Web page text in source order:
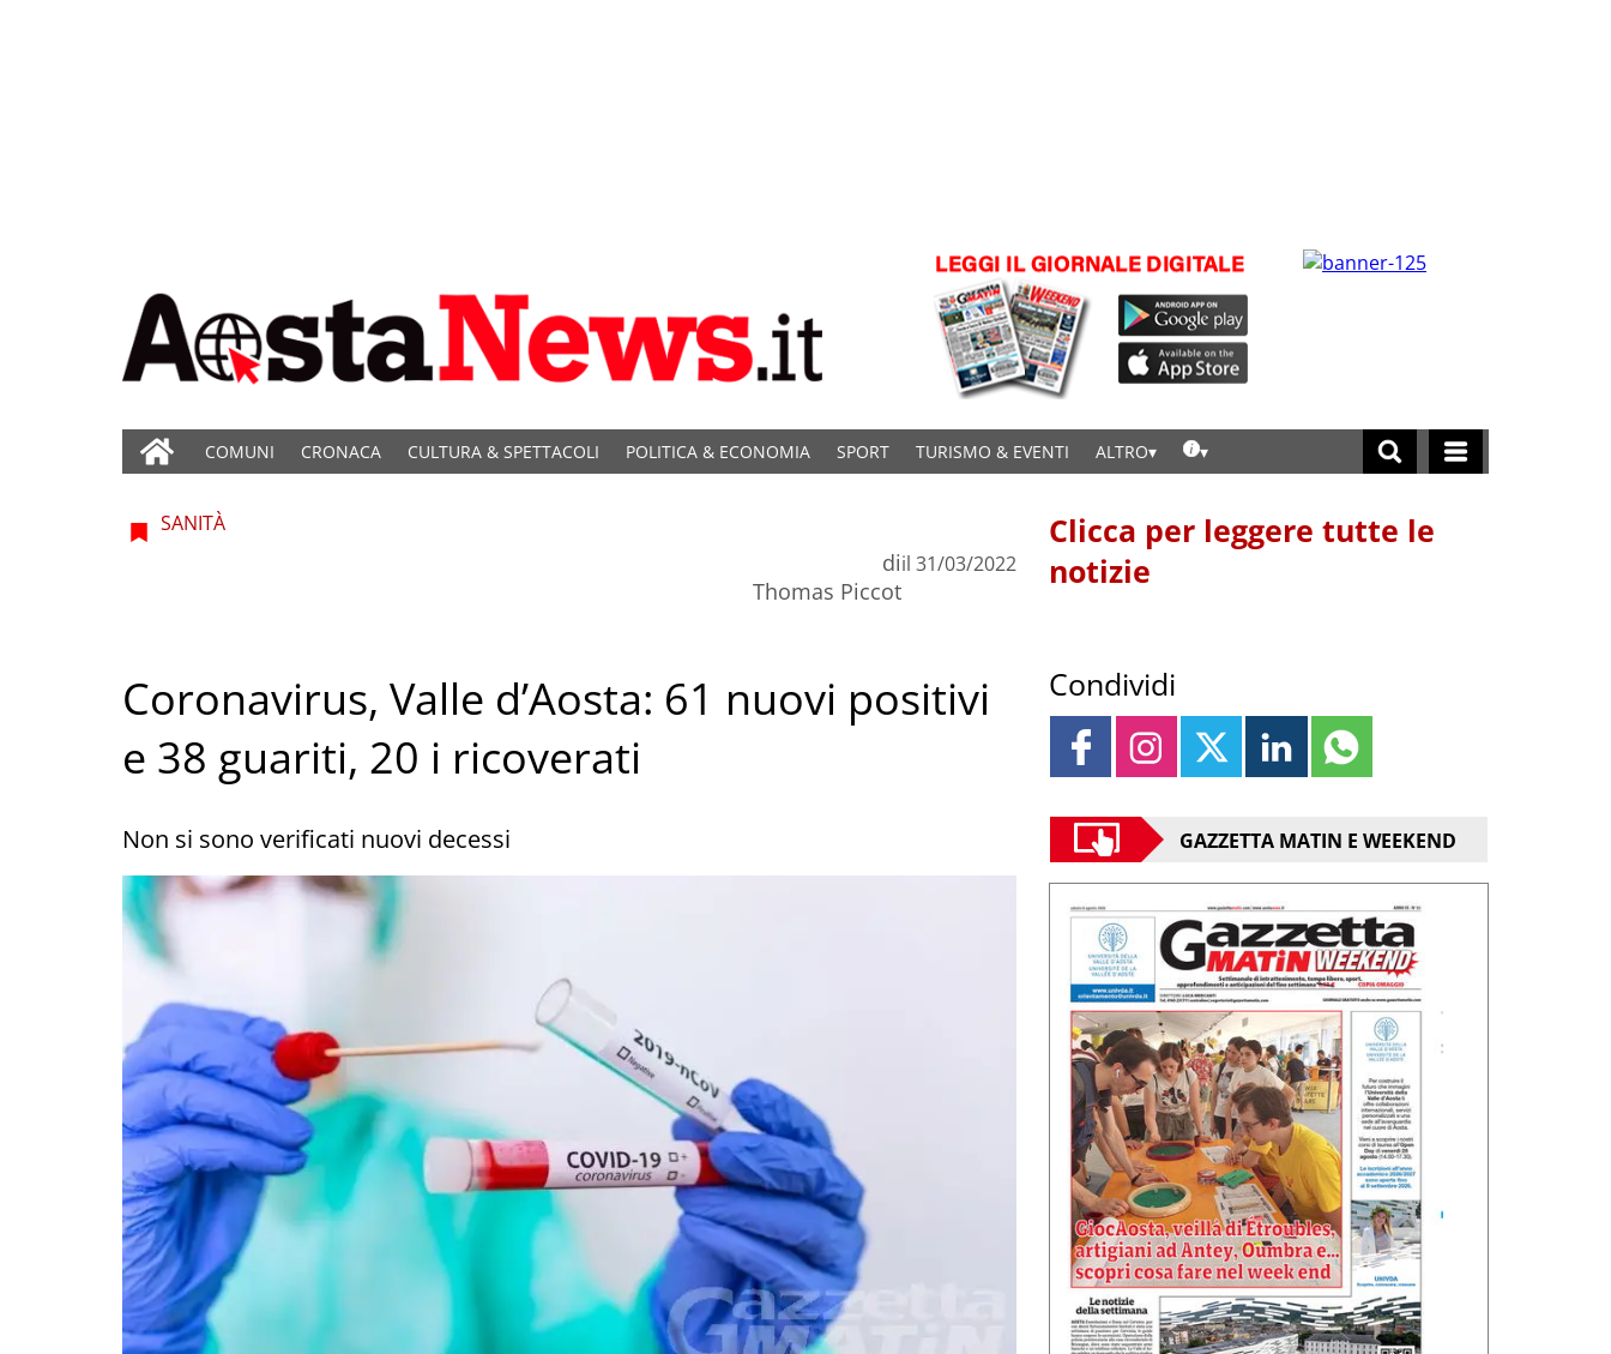
COMUNI CRONACA CULTURA & SPETTACOLI POLITICA & ECONOMIA SPORT TURISMO & EVENTI ALTRO
SANITÀ
di
Thomas Piccot
il 31/03/2022
Coronavirus, Valle d’Aosta: 61 nuovi positivi
e 38 guariti, 20 i ricoverati
Non si sono verificati nuovi decessi
Clicca per leggere tutte le
notizie
Condividi
GAZZETTA MATIN E WEEKEND